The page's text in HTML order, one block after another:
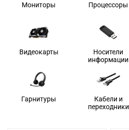
Мониторы Процессоры
Видеокарты
Носители
информации
Гарнитуры
Кабели и
переходники